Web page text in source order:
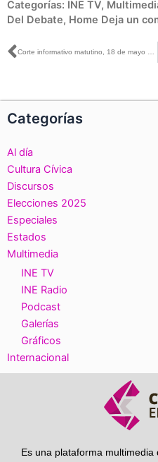
Categorías: INE TV,
Del Debate, Home Deja un
Ant Corte informativo matutino, 18 de mayo de 2018
Categorías
Al día
Cultura Cívica
Discursos
Elecciones 2025
Especiales
Estados
Multimedia
INE TV
INE Radio
Podcast
Galerías
Gráficos
Internacional
Es una plataforma